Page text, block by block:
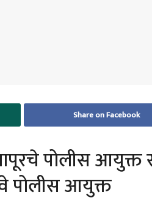
Share on Facebook
पोलीस आयुक्त
पोलीस आयुक्त